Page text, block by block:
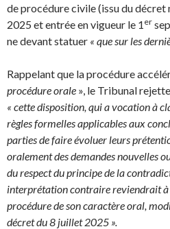
de procédure civile (issu du
2025 et entrée en vigueur le 1 er
ne devant statuer « que sur les
Rappelant que la procédure
procédure orale », le Tribunal
« cette disposition, qui a vocation à
règles formelles applicables aux
parties de faire évoluer leurs
oralement des demandes nouvelles
du respect du principe de la
interprétation contraire reviendrait
procédure de son caractère oral,
décret du 8 juillet 2025 ».